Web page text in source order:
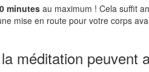
minutesau maximum ! Cela suffit
mise en route pour votre corps
méditation peuvent